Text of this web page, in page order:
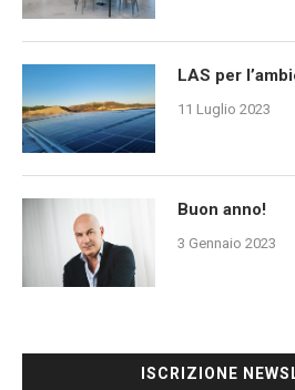
LAS per
11 Luglio 2023
Buon anno!
3 Gennaio 2023
ISCRIZIONE